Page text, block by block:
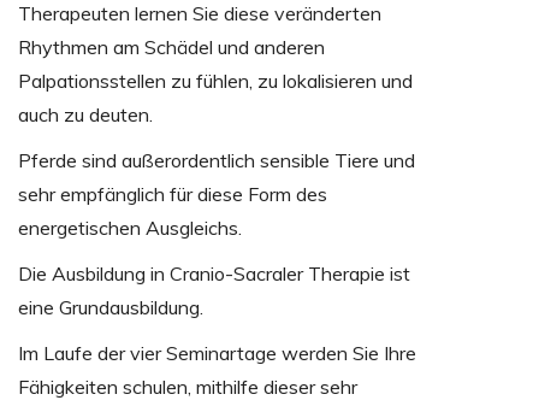
Therapeuten lernen Sie diese veränderten
Rhythmen am Schädel und anderen
Palpationsstellen zu fühlen, zu lokalisieren und
auch zu deuten.
Pferde sind außerordentlich sensible Tiere und
sehr empfänglich für diese Form des
energetischen Ausgleichs.
Die Ausbildung in Cranio-Sacraler Therapie ist
eine Grundausbildung.
Im Laufe der vier Seminartage werden Sie Ihre
Fähigkeiten schulen, mithilfe dieser sehr